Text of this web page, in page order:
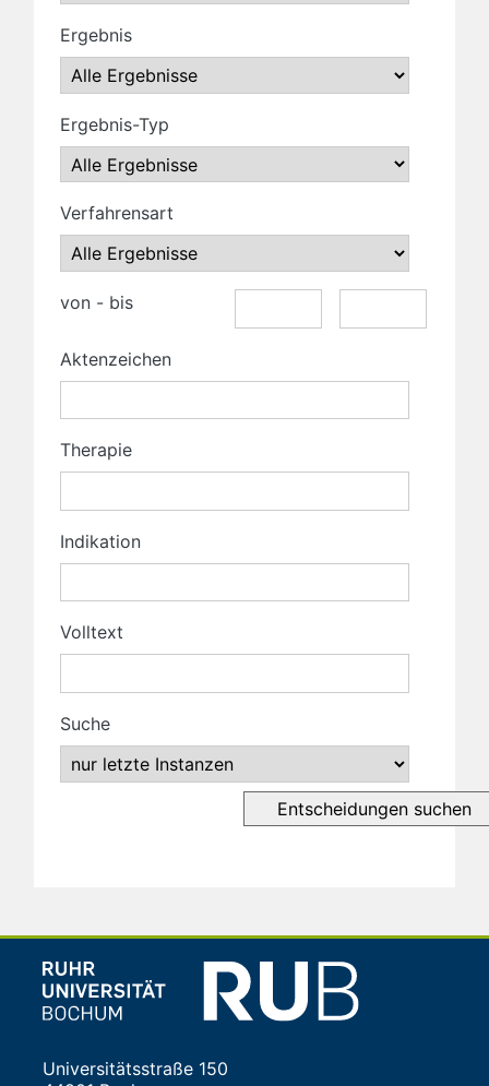
Ergebnis
Ergebnis-Typ
Verfahrensart
von - bis
Aktenzeichen
Therapie
Indikation
Volltext
Suche
Universitätsstraße 150